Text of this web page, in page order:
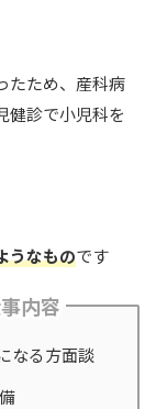
たため、産科病
健診で小児科を
うなものです
内容
なる方面談